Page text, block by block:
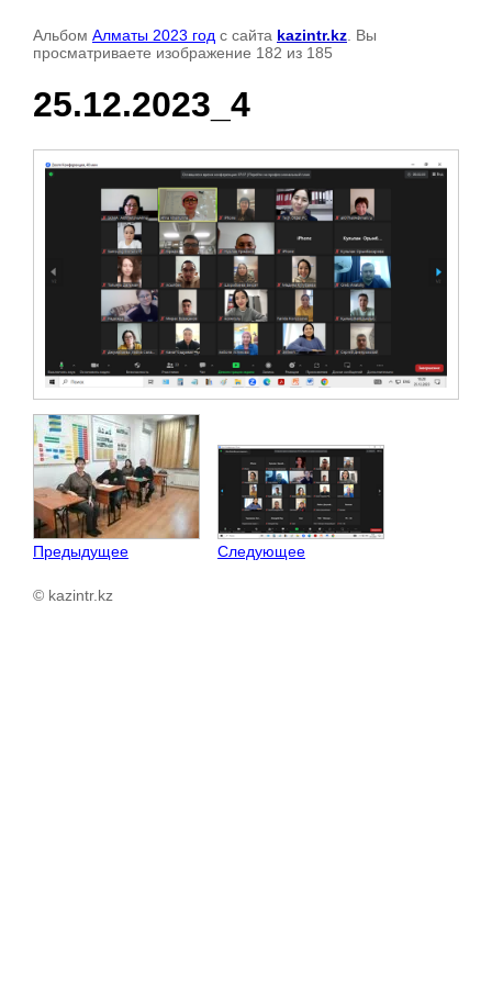
Альбом Алматы 2023 год с сайта kazintr.kz . Вы
просматриваете изображение 182 из 185
25.12.2023_4
Предыдущее Следующее
© kazintr.kz